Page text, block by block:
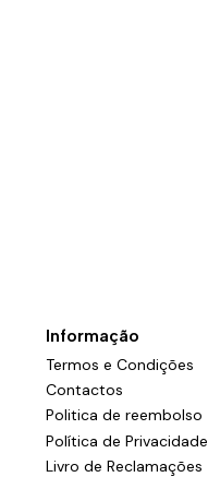
Informação
Termos e Condições
Contactos
Politica de reembolso
Política de Privacidade
Livro de Reclamações